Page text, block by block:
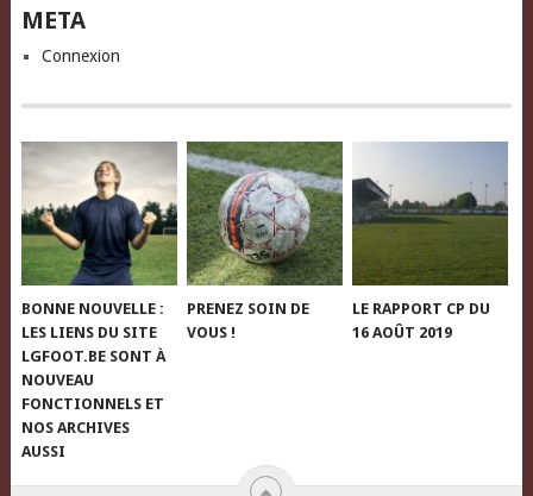
META
Connexion
BONNE NOUVELLE :
LES LIENS DU SITE
LGFOOT.BE SONT À
NOUVEAU
FONCTIONNELS ET
NOS ARCHIVES
AUSSI
PRENEZ SOIN DE
VOUS !
LE RAPPORT CP DU
16 AOÛT 2019